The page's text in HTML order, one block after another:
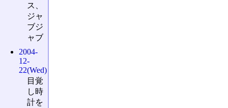
ス、
ジャ
ブジ
ャブ
2004-
12-
22(Wed)
目覚
し時
計を